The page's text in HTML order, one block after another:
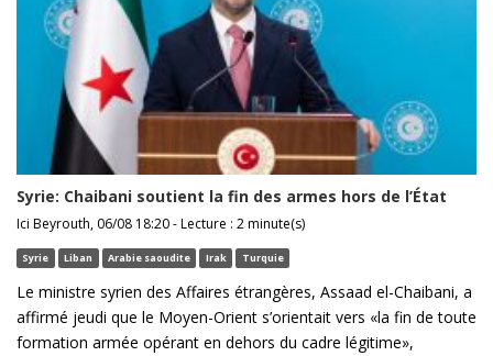
Syrie: Chaibani soutient la fin des armes hors de l’État
Ici Beyrouth, 06/08 18:20 - Lecture : 2 minute(s)
Syrie Liban Arabie saoudite Irak Turquie
Le ministre syrien des Affaires étrangères, Assaad el-Chaibani, a
affirmé jeudi que le Moyen-Orient s’orientait vers «la fin de toute
formation armée opérant en dehors du cadre légitime»,